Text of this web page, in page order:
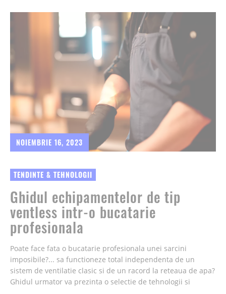
NOIEMBRIE 16, 2023
TENDINTE & TEHNOLOGII
Ghidul echipamentelor de tip
ventless intr-o bucatarie
profesionala
Poate face fata o bucatarie profesionala unei sarcini
imposibile?... sa functioneze total independenta de un
sistem de ventilatie clasic si de un racord la reteaua de apa?
Ghidul urmator va prezinta o selectie de tehnologii si